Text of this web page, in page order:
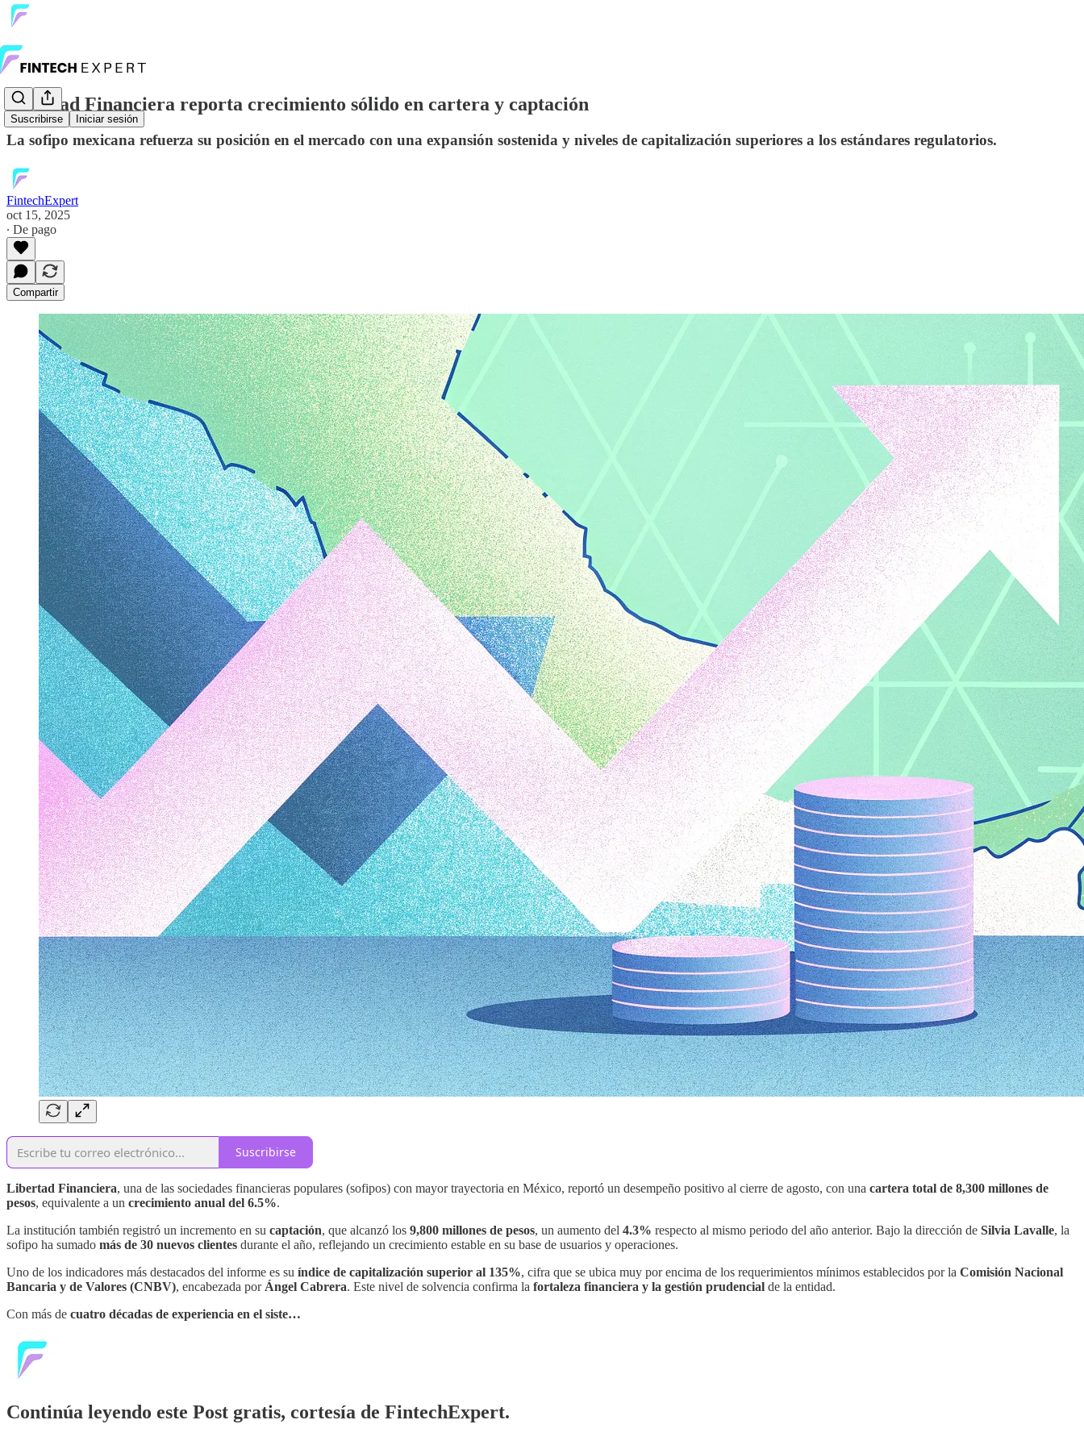
Suscribirse Iniciar sesión
Libertad Financiera reporta crecimiento sólido en cartera y captación
La sofipo mexicana refuerza su posición en el mercado con una expansión sostenida y niveles de capitalización superiores a los estándares regulatorios.
FintechExpert
oct 15, 2025
∙ De pago
Compartir
Suscribirse
Libertad Financiera, una de las sociedades financieras populares (sofipos) con mayor trayectoria en México, reportó un desempeño positivo al cierre de agosto, con una cartera total de 8,300 millones de
pesos, equivalente a un crecimiento anual del 6.5%.
La institución también registró un incremento en su captación, que alcanzó los 9,800 millones de pesos, un aumento del 4.3% respecto al mismo periodo del año anterior. Bajo la dirección de Silvia Lavalle, la
sofipo ha sumado más de 30 nuevos clientes durante el año, reflejando un crecimiento estable en su base de usuarios y operaciones.
Uno de los indicadores más destacados del informe es su índice de capitalización superior al 135%, cifra que se ubica muy por encima de los requerimientos mínimos establecidos por la Comisión Nacional
Bancaria y de Valores (CNBV), encabezada por Ángel Cabrera. Este nivel de solvencia confirma la fortaleza financiera y la gestión prudencial de la entidad.
Con más de cuatro décadas de experiencia en el siste…
Continúa leyendo este Post gratis, cortesía de FintechExpert.